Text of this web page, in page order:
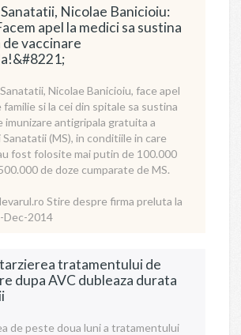
Nicolae Banicioiu:
apel la medici sa sustina
de vaccinare
Nicolae Banicioiu, face apel
familie si la cei din spitale sa sustina
imunizare antigripala gratuita a
(MS), in conditiile in care
fost folosite mai putin de 100.000
de doze cumparate de MS.
Stire despre firma preluta la
Dec-2014
tratamentului de
dupa AVC dubleaza durata
de peste doua luni a tratamentului